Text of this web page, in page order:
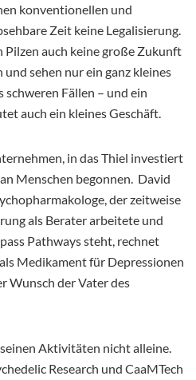
konventionellen und
Zeit keine Legalisierung.
Pilzen auch keine große Zukunft
sehen nur ein ganz kleines
schweren Fällen – und ein
auch ein kleines Geschäft.
in das Thiel investiert
Menschen begonnen. David
der zeitweise
als Berater arbeitete und
Pathways steht, rechnet
Medikament für Depressionen
Wunsch der Vater des
Aktivitäten nicht alleine.
Research und CaaMTech